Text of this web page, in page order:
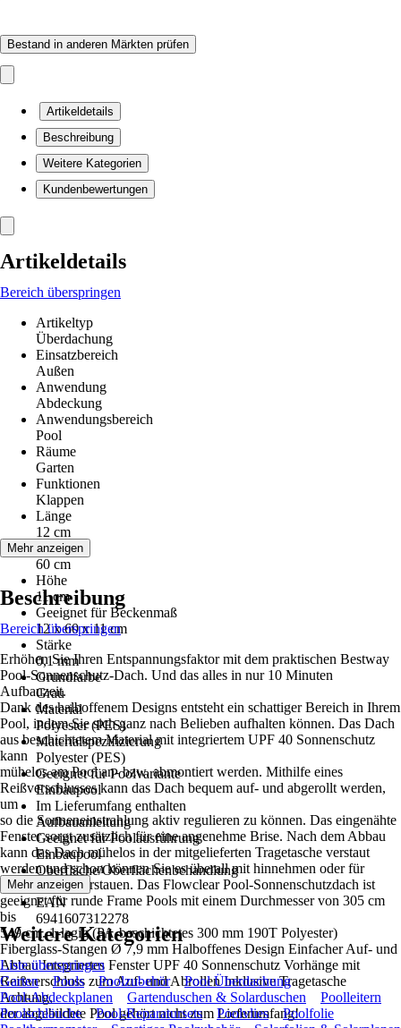
Bestand in anderen Märkten prüfen
Artikeldetails
Beschreibung
Weitere Kategorien
Kundenbewertungen
Artikeldetails
Bereich überspringen
Artikeltyp
Überdachung
Einsatzbereich
Außen
Anwendung
Abdeckung
Anwendungsbereich
Pool
Räume
Garten
Funktionen
Klappen
Länge
12 cm
Breite
60 cm
Höhe
11 cm
Geeignet für Beckenmaß
12 x 60 x 11 cm
Stärke
0,1 mm
Grundfarbe
Grau
Material
Polyester (PES)
Materialspezifizierung
Polyester (PES)
Geeignet für Poolvariante
Einbaupool
Im Lieferumfang enthalten
Aufbauanleitung
Geeignet für Poolausführung
Einbaupool
Oberfläche/Oberflächenbehandlung
-
EAN
6941607312278
Mehr anzeigen
Beschreibung
Bereich überspringen
Erhöhen Sie Ihren Entspannungsfaktor mit dem praktischen Bestway
Pool-Sonnenschutz-Dach. Und das alles in nur 10 Minuten
Aufbauzeit.
Dank des halboffenem Designs entsteht ein schattiger Bereich in Ihrem
Pool, indem Sie sich ganz nach Belieben aufhalten können. Das Dach
aus beschichtetem Material mit integriertem UPF 40 Sonnenschutz
kann
mühelos am Pool an- bzw. abmontiert werden. Mithilfe eines
Reißverschlusses kann das Dach bequem auf- und abgerollt werden,
um
so die Sonneneinstrahlung aktiv regulieren zu können. Das eingenähte
Fenster sorgt zusätzlich für eine angenehme Brise. Nach dem Abbau
kann das Dach mühelos in der mitgelieferten Tragetasche verstaut
werden und schon können Sie es überall mit hinnehmen oder für
Wintersaison verstauen. Das Flowclear Pool-Sonnenschutzdach ist
geeignet für runde Frame Pools mit einem Durchmesser von 305 cm
bis
549 cm. 1-lagig (PA-beschichtetes 300 mm 190T Polyester)
Fiberglass-Stangen Ø 7,9 mm Halboffenes Design Einfacher Auf- und
Abbau Integriertes Fenster UPF 40 Sonnenschutz Vorhänge mit
Reißverschluss zum Auf- und Abrollen Inklusive Tragetasche
Achtung,
der abgebildete Pool gehört nicht zum Lieferumfang!
Mehr anzeigen
Weitere Kategorien
Liste überspringen
Garten
Pools Poolzubehör
Pool Überdachung
Pool-Abdeckplanen
Gartenduschen & Solarduschen
Poolleitern
Poolschläuche
Pool-Reparatursets Poolvlies
Poolfolie